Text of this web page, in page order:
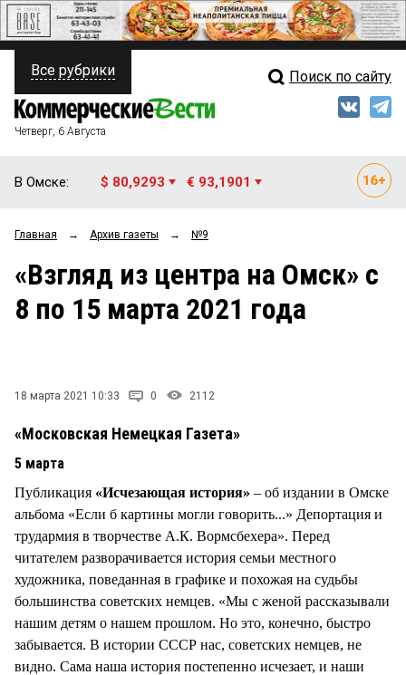
ПОЛИТИКА
ФИНАНСЫ
ОБЩЕСТВО
ЗАКОН
НОВОСТИ КОМПАНИЙ
СТИЛЬ ЖИЗНИ
Свежий выпуск
Рейтинги
Блоги
Все рубрики Поиск по сайту
Четверг, 6 Августа
В Омске: $ 80,9293 € 93,1901
Главная → Архив газеты → №9
«Взгляд из центра на Омск» с
8 по 15 марта 2021 года
18 марта 2021 10:33 0 2112
«Московская Немецкая Газета»
5 марта
Публикация «Исчезающая история» – об издании в Омске
альбома «Если б картины могли говорить...» Депортация и
трудармия в творчестве А.К. Вормсбехера». Перед
читателем разворачивается история семьи местного
художника, поведанная в графике и похожая на судьбы
большинства советских немцев. «Мы с женой рассказывали
нашим детям о нашем прошлом. Но это, конечно, быстро
забывается. В истории СССР нас, советских немцев, не
видно. Сама наша история постепенно исчезает, и наши